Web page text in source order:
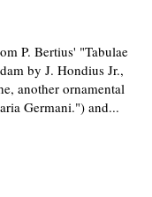
P. Bertius' "Tabulae
by J. Hondius Jr.,
another ornamental
Germani.") and...